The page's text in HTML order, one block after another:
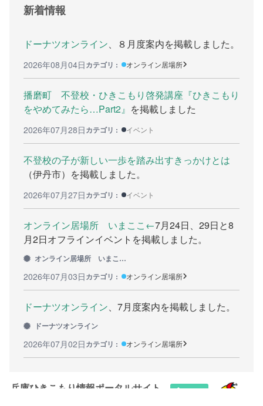
助成金等の情報
相談する前に
兵庫県ひきこもり総合支援センター
兵庫ひきこもり相談支援センター
カウンセリング機関
働く前に
ボランティアしたい方への情報
就職の相談や情報
学びたい方へ
研修や講座
全寮制の県立フリースクール
新着情報
ドーナツオンライン 、８月度案内を掲載しました。
2026年08月04日カテゴリ : オンライン居場所
播磨町 不登校・ひきこもり啓発講座『ひきこもり
をやめてみたら…Part2』 を掲載しました
2026年07月28日カテゴリ : イベント
不登校の子が新しい一歩を踏み出すきっかけとは
（伊丹市）を掲載しました。
2026年07月27日カテゴリ : イベント
オンライン居場所 いまここ←7月24日、29日と8
月2日オフラインイベントを掲載しました。
オンライン居場所 いまここ←
2026年07月03日カテゴリ : オンライン居場所
ドーナツオンライン 、7月度案内を掲載しました。
ドーナツオンライン
2026年07月02日カテゴリ : オンライン居場所
兵庫ひきこもり情報ポータルサイト